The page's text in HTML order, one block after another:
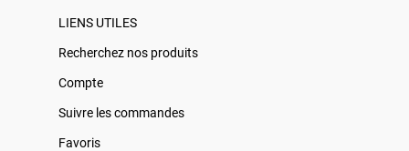
LIENS UTILES
Recherchez nos produits
Compte
Suivre les commandes
Favoris